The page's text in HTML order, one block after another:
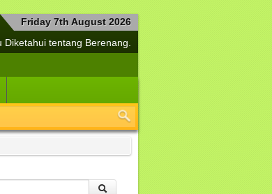
Friday 7th August 2026
tentang Berenang.
dan Jiwa Selalu Segar
Penangkal Covid-19
Yuk, Segera Tangani Hepatitis.
Kesehatan Buah Hati
dengan Kekuatan Pikiran